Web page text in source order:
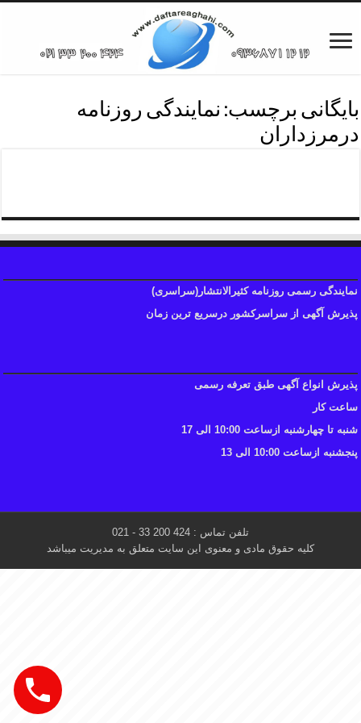
بایگانی برچسب: نمایندگی روزنامه
درمرزداران
نمایندگی رسمی روزنامه کثیرالانتشار(سراسری)
پذیرش آگهی از سراسرکشور درسریع ترین زمان
پذیرش انواع آگهی طبق تعرفه رسمی
ساعت کار
شنبه تا چهارشنبه ازساعت 10:00 الی 17
پنجشنبه ازساعت 10:00 الی 13
تلفن تماس : 424 200 33 - 021
کلیه حقوق مادی و معنوی این سایت متعلق به مدیریت میباشد